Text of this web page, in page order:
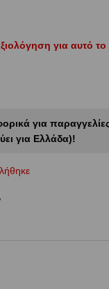
για αυτό
για
για Ελλάδα)!
,